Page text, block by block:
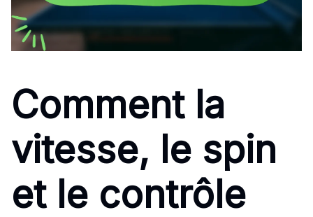
Comment la
vitesse, le spin
et le contrôle